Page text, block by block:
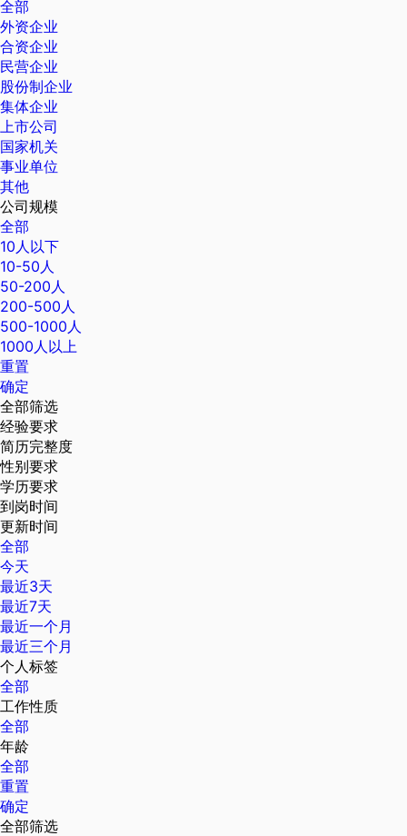
全部
外资企业
合资企业
民营企业
股份制企业
集体企业
上市公司
国家机关
事业单位
其他
公司规模
全部
10人以下
10-50人
50-200人
200-500人
500-1000人
1000人以上
重置
确定
全部筛选
经验要求
简历完整度
性别要求
学历要求
到岗时间
更新时间
全部
今天
最近3天
最近7天
最近一个月
最近三个月
个人标签
全部
工作性质
全部
年龄
全部
重置
确定
全部筛选